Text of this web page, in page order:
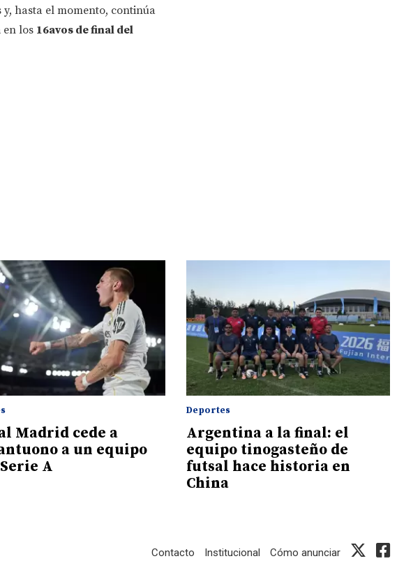
hasta el momento, continúa
en los 16avos de final del
Madrid cede a
a un equipo
A
Deportes
Argentina a la final: el
equipo tinogasteño de
futsal hace historia en
China
Contacto Institucional Cómo anunciar